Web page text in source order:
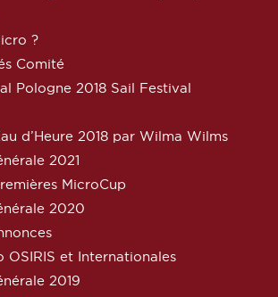
?
Comité
Pologne 2018 Sail Festival
d’Heure 2018 par Wilma Wilms
2021
MicroCup
2020
OSIRIS et Internationales
2019